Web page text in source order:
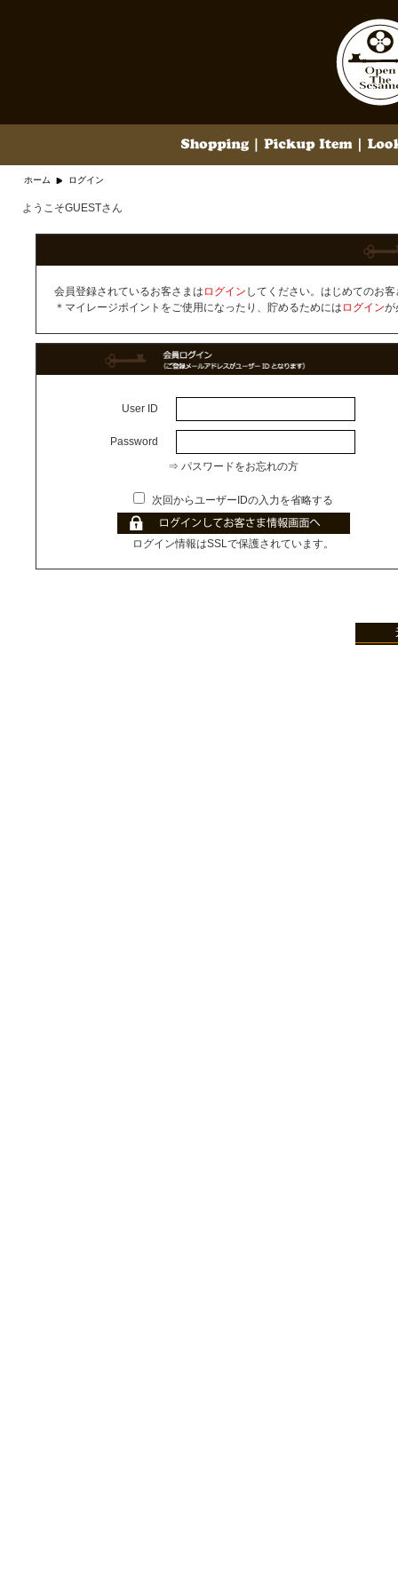
ホーム ログイン
ようこそGUESTさん
会員登録されているお客さまは ログイン してください。はじめてのお
＊マイレージポイントをご使用になったり、貯めるためには ログインが
User ID
Password
⇒ パスワードをお忘れの方
次回からユーザーIDの入力を省略する
ログイン情報はSSLで保護されています。